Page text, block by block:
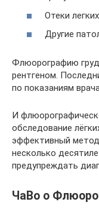
Отеки легких.
Другие
Флюорографию
рентгеном.
по показаниям
И
обследование
эффективный
несколько
предупреждать
ЧаВо о